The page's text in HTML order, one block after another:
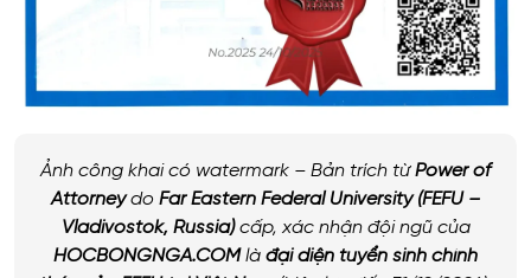
Ảnh công khai có watermark – Bản trích từPower of
Attorneydo Far Eastern Federal University (FEFU –
Vladivostok, Russia)cấp, xác nhận đội ngũ của
HOCBONGNGA.COMlà đại diện tuyển sinh chính